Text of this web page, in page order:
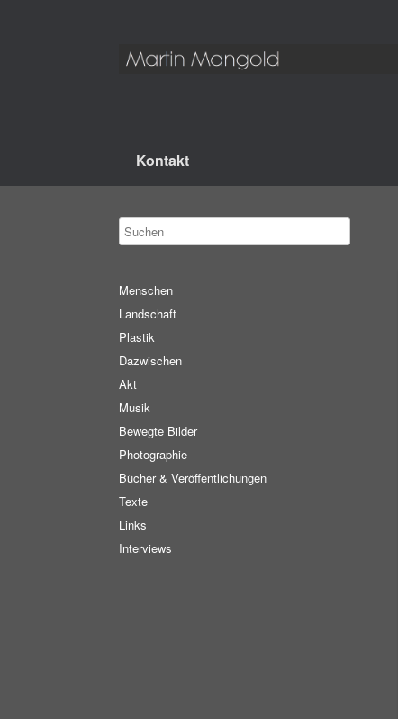
Kontakt
Menschen
Landschaft
Plastik
Dazwischen
Akt
Musik
Bewegte Bilder
Photographie
Bücher & Veröffentlichungen
Texte
Links
Interviews